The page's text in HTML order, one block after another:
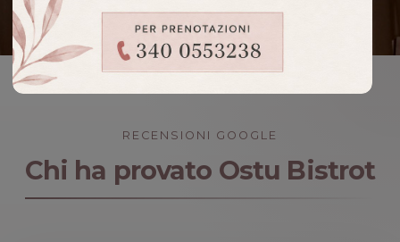
RECENSIONI GOOGLE
Chi ha provato Ostu Bistrot